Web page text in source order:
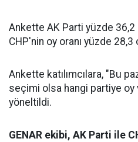
Ankette AK Parti yüzde 36,2
CHP'nin oy oranı yüzde
Ankette katılımcılara, "Bu
seçimi olsa hangi partiye
yöneltildi.
GENAR ekibi, AK Parti ile